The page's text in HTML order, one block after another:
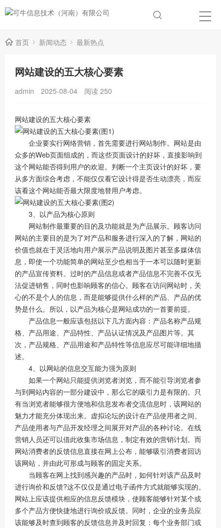
首页 新闻动态 最新热点
网站建设的五大核心要素
admin 2025-08-04 阅读 250
网站建设的五大核心要素
企业要实行网络营销，首先需要进行网站制作。网站是由
众多的Web页面组成的，而这些页面设计的好坏，直接影响到
这个网站能否得到用户的欢迎。判断一个主页设计的好坏，要
从多方面综合考虑，不能仅仅看它设计得是否生动漂亮，而应
该看这个网站能否最大限度地替用户考虑。
3、以产品为核心原则
网站制作最重要的目的及功能就是为产品展示。顾客访问
网站的主要目的是为了对产品和服务进行深入的了解，网站的
价值也就在于灵活地向用户展示产品说明及图片甚至多媒体信
息，即使一个功能简单的网站至少也相当于一本可以随时更新
的产品宣传资料。过时的产品信息或者产品信息不完善不仅无
法促进销售，同时也影响顾客的信心。顾客在访问网站时，关
心的不是个人的信息，而是能够提供什么样的产品、产品的优
势是什么。所以，以产品为核心是网站成功的一首要前提。
产品信息一般应该包括以下几方面内容：产品名称产品规
格、产品用途、产品特性、产品认证情况及产品图片等。其
次，产品规格、产品用途和产品特性等信息应尽可能详细地描
述。
4、以网站的信息交互能力强为原则
如果一个网站只能提供浏览者浏览，而不能引导浏览者参
与到网站内容的一部分建设中，那么它的吸引力是有限的。只
有当浏览者能够很方便地和信息发布者交流信息时，该网站的
魅力才能充分体现出来。虚拟论坛的设计在产品使用者之间、
产品使用者与产品开发经理之间展开对产品的各种讨论。在线
营销人员还可以借此收集市场信息，制定有效的营销计划。而
网站消费者的反馈信息直接在网上公布，能够吸引消费者回访
该网站，并由此可形成与顾客的固定关系。
当顾客在网上找到感兴趣的产品时，如何针对该产品及时
进行询价和反馈?这不仅仅是通过电子函件方式就能够实现的。
网站上应该提供相应的信息反馈模块，使顾客能够针对某个或
多个产品方便快捷地进行询价或反馈。同时，企业的业务员应
该能够及时查到顾客的反馈信息并及时回复：每个业务部门或